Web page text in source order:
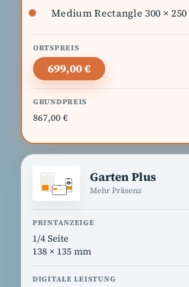
Medium Rectangle 300 ×
699,00 €
867,00 €
Garten Plus
Mehr Präsenz
1/4 Seite
138 × 135 mm